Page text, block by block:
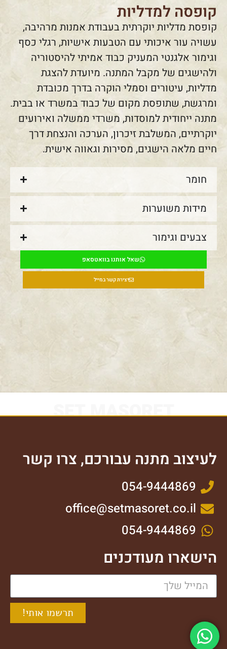
קופסה למדליות
קופסת מדליות יוקרתית בעבודת אמנות מרהיבה,
עשויה עור איכותי עם הטבעות אישיות, רגלי כסף
וגימור אלגנטי המעניק כבוד אמיתי להיסטוריה
ולהישגים של מקבל המתנה. מיועדת להצגת
מדליות, עיטורים וסמלי הוקרה בדרך מכובדת
ומרגשת, שתופסת מקום של כבוד במשרד או בבית.
מתנה ייחודית למוסדות, משרדי ממשלה ואירועים
יוקרתיים, המשלבת זיכרון, הערכה והנצחת דרך
חיים מלאה הישגים, מסירות וגאווה אישית.
חומר
מידות משוערות
צבעים וגימור
שאל אותנו בוואטסאפ
יצירת קשר במייל
SET MASORET
לעיצוב מתנה עבורכם, צרו קשר
054-9444869
office@setmasoret.co.il
054-9444869
הישארו מעודכנים
תרשמו אותי!